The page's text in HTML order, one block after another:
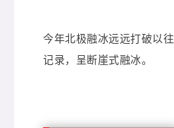
今年北极融冰远远打破以往
记录，呈断崖式融冰。